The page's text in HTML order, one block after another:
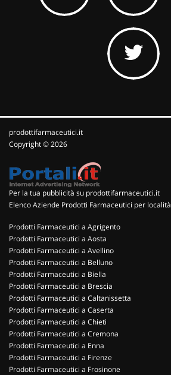
prodottifarmaceutici.it
Copyright © 2026
Per la tua pubblicità su prodottifarmaceutici.it
Elenco Aziende Prodotti Farmaceutici per località
Prodotti Farmaceutici a Agrigento
Prodotti Farmaceutici a Aosta
Prodotti Farmaceutici a Avellino
Prodotti Farmaceutici a Belluno
Prodotti Farmaceutici a Biella
Prodotti Farmaceutici a Brescia
Prodotti Farmaceutici a Caltanissetta
Prodotti Farmaceutici a Caserta
Prodotti Farmaceutici a Chieti
Prodotti Farmaceutici a Cremona
Prodotti Farmaceutici a Enna
Prodotti Farmaceutici a Firenze
Prodotti Farmaceutici a Frosinone